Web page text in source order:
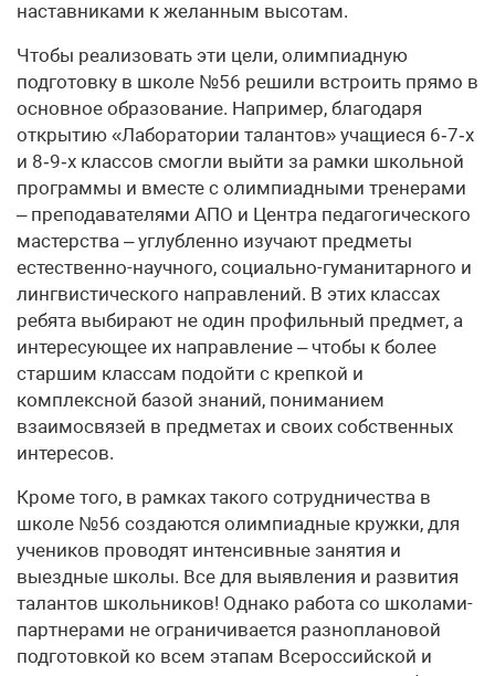
наставниками к желанным высотам.
Чтобы реализовать эти цели, олимпиадную
подготовку в школе №56 решили встроить прямо в
основное образование. Например, благодаря
открытию «Лаборатории талантов» учащиеся 6‑7‑х
и 8‑9‑х классов смогли выйти за рамки школьной
программы и вместе с олимпиадными тренерами
– преподавателями АПО и Центра педагогического
мастерства – углубленно изучают предметы
естественно-научного, социально-гуманитарного и
лингвистического направлений. В этих классах
ребята выбирают не один профильный предмет, а
интересующее их направление – чтобы к более
старшим классам подойти с крепкой и
комплексной базой знаний, пониманием
взаимосвязей в предметах и своих собственных
интересов.
Кроме того, в рамках такого сотрудничества в
школе №56 создаются олимпиадные кружки, для
учеников проводят интенсивные занятия и
выездные школы. Все для выявления и развития
талантов школьников! Однако работа со школами-
партнерами не ограничивается разноплановой
подготовкой ко всем этапам Всероссийской и